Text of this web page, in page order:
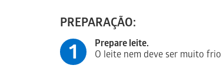
PREPARAÇÃO:
1
Prepare leite.
O leite nem deve ser muito